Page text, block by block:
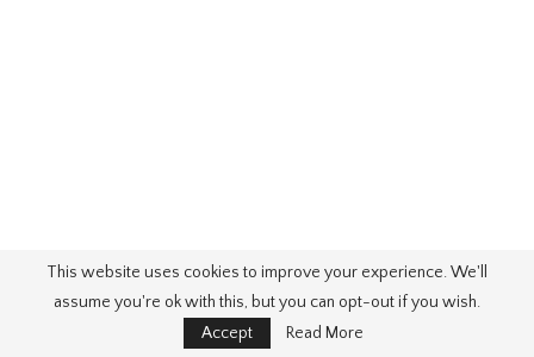
This website uses cookies to improve your experience. We'll
assume you're ok with this, but you can opt-out if you wish.
Accept
Read More